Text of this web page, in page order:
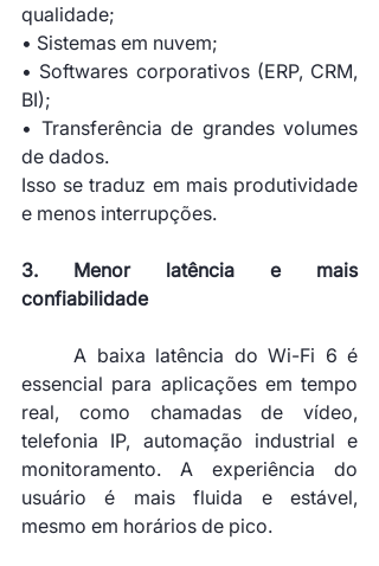
qualidade;
• Sistemas em nuvem;
• Softwares corporativos (ERP, CRM,
BI);
• Transferência de grandes volumes
de dados.
Isso se traduz em mais produtividade
e menos interrupções.
3. Menor latência e mais
confiabilidade
	A baixa latência do Wi-Fi 6 é
essencial para aplicações em tempo
real, como chamadas de vídeo,
telefonia IP, automação industrial e
monitoramento. A experiência do
usuário é mais fluida e estável,
mesmo em horários de pico.